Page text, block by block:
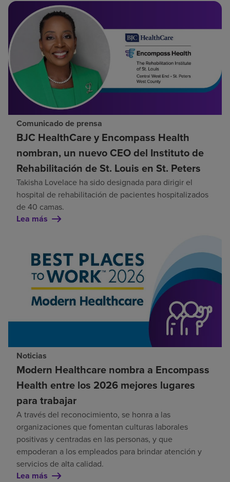
Comunicado de prensa
BJC HealthCare y Encompass Health
nombran, un nuevo CEO del Instituto de
Rehabilitación de St. Louis en St. Peters
Takisha Lovelace ha sido designada para dirigir el
hospital de rehabilitación de pacientes hospitalizados
de 40 camas.
Lea más
Noticias
Modern Healthcare nombra a Encompass
Health entre los 2026 mejores lugares
para trabajar
A través del reconocimiento, se honra a las
organizaciones que fomentan culturas laborales
positivas y centradas en las personas, y que
empoderan a los empleados para brindar atención y
servicios de alta calidad.
Lea más